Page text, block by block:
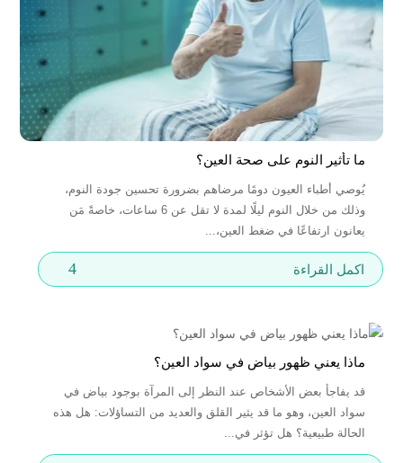
ما تأثير النوم على صحة العين؟
يُوصي أطباء العيون دومًا مرضاهم بضرورة تحسين جودة النوم،
وذلك من خلال النوم ليلًا لمدة لا تقل عن 6 ساعات، خاصةً مَن
يعانون ارتفاعًا في ضغط العين،...
اكمل القراءة 4
ماذا يعني ظهور بياض في سواد العين؟
قد يفاجأ بعض الأشخاص عند النظر إلى المرآة بوجود بياض في
سواد العين، وهو ما قد يثير القلق والعديد من التساؤلات: هل هذه
الحالة طبيعية؟ هل تؤثر في...